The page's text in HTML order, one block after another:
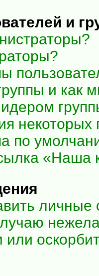
и
и как
по
«Наша